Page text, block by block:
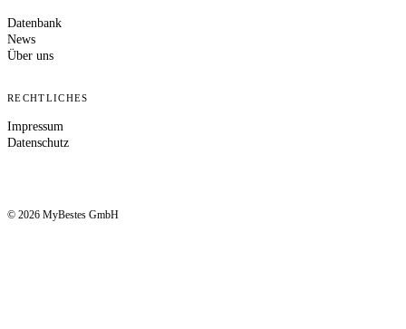
Datenbank
News
Über uns
RECHTLICHES
Impressum
Datenschutz
© 2026 MyBestes GmbH